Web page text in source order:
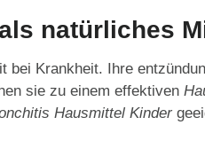
natürliches
bei Krankheit. Ihre
sie zu einem effektiven
Hausmittel Kinder